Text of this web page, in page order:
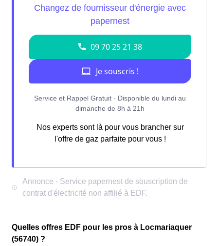
Nos experts sont là pour vous brancher sur
l'offre de gaz parfaite pour vous !
Quelles offres EDF pour les pros à Locmariaquer
(56740) ?